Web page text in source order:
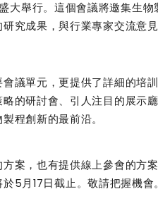
大舉行。這個會議將邀集生
究成果，與行業專家交流意
議單元，更提供了詳細的培
的研討會、引人注目的展示
程創新的最前沿。
案，也有提供線上參會的方
於5月17日截止。敬請把握機會。